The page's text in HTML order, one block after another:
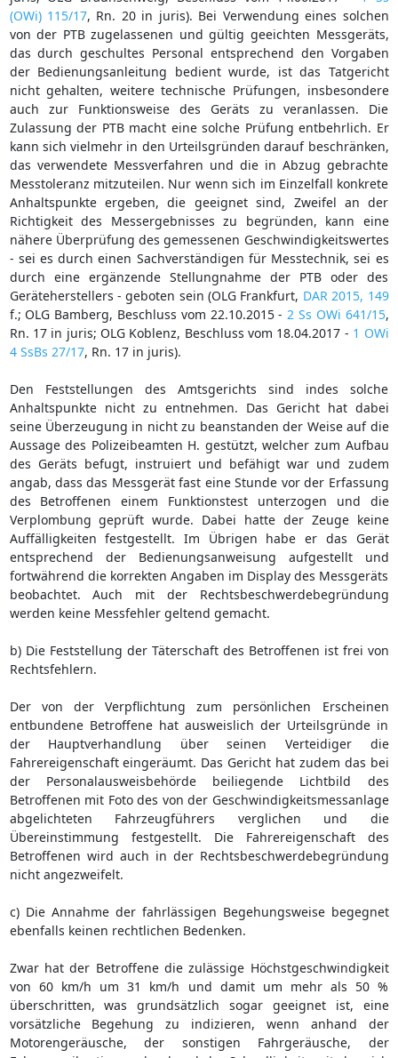
(OWi) 115/17, Rn. 20 in juris). Bei Verwendung eines solchen
von der PTB zugelassenen und gültig geeichten Messgeräts,
das durch geschultes Personal entsprechend den Vorgaben
der Bedienungsanleitung bedient wurde, ist das Tatgericht
nicht gehalten, weitere technische Prüfungen, insbesondere
auch zur Funktionsweise des Geräts zu veranlassen. Die
Zulassung der PTB macht eine solche Prüfung entbehrlich. Er
kann sich vielmehr in den Urteilsgründen darauf beschränken,
das verwendete Messverfahren und die in Abzug gebrachte
Messtoleranz mitzuteilen. Nur wenn sich im Einzelfall konkrete
Anhaltspunkte ergeben, die geeignet sind, Zweifel an der
Richtigkeit des Messergebnisses zu begründen, kann eine
nähere Überprüfung des gemessenen Geschwindigkeitswertes
- sei es durch einen Sachverständigen für Messtechnik, sei es
durch eine ergänzende Stellungnahme der PTB oder des
Geräteherstellers - geboten sein (OLG Frankfurt, DAR 2015, 149
f.; OLG Bamberg, Beschluss vom 22.10.2015 - 2 Ss OWi 641/15,
Rn. 17 in juris; OLG Koblenz, Beschluss vom 18.04.2017 - 1 OWi
4 SsBs 27/17, Rn. 17 in juris).
Den Feststellungen des Amtsgerichts sind indes solche
Anhaltspunkte nicht zu entnehmen. Das Gericht hat dabei
seine Überzeugung in nicht zu beanstanden der Weise auf die
Aussage des Polizeibeamten H. gestützt, welcher zum Aufbau
des Geräts befugt, instruiert und befähigt war und zudem
angab, dass das Messgerät fast eine Stunde vor der Erfassung
des Betroffenen einem Funktionstest unterzogen und die
Verplombung geprüft wurde. Dabei hatte der Zeuge keine
Auffälligkeiten festgestellt. Im Übrigen habe er das Gerät
entsprechend der Bedienungsanweisung aufgestellt und
fortwährend die korrekten Angaben im Display des Messgeräts
beobachtet. Auch mit der Rechtsbeschwerdebegründung
werden keine Messfehler geltend gemacht.
b) Die Feststellung der Täterschaft des Betroffenen ist frei von
Rechtsfehlern.
Der von der Verpflichtung zum persönlichen Erscheinen
entbundene Betroffene hat ausweislich der Urteilsgründe in
der Hauptverhandlung über seinen Verteidiger die
Fahrereigenschaft eingeräumt. Das Gericht hat zudem das bei
der Personalausweisbehörde beiliegende Lichtbild des
Betroffenen mit Foto des von der Geschwindigkeitsmessanlage
abgelichteten Fahrzeugführers verglichen und die
Übereinstimmung festgestellt. Die Fahrereigenschaft des
Betroffenen wird auch in der Rechtsbeschwerdebegründung
nicht angezweifelt.
c) Die Annahme der fahrlässigen Begehungsweise begegnet
ebenfalls keinen rechtlichen Bedenken.
Zwar hat der Betroffene die zulässige Höchstgeschwindigkeit
von 60 km/h um 31 km/h und damit um mehr als 50 %
überschritten, was grundsätzlich sogar geeignet ist, eine
vorsätzliche Begehung zu indizieren, wenn anhand der
Motorengeräusche, der sonstigen Fahrgeräusche, der